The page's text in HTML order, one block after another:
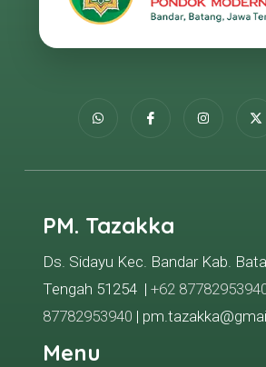
PM. Tazakka
Ds. Sidayu Kec. Bandar Kab.
Tengah 51254 | +62
87782953940 |
Menu